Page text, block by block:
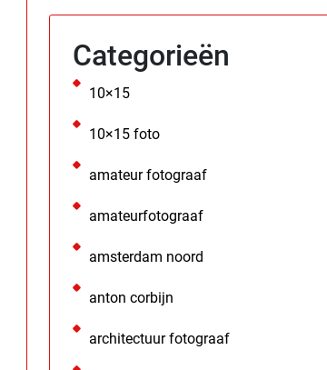
Categorieën
10×15
10×15 foto
amateur fotograaf
amateurfotograaf
amsterdam noord
anton corbijn
architectuur fotograaf